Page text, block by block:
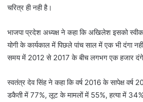
चरित्र ही नही है।
भाजपा प्रदेश अध्यक्ष ने कहा कि अखिलेश इसको
योगी के कार्यकाल में पिछले पांच साल में एक भी दंगा
समय में 2012 से 2017 के बीच लगभग एक हजार
स्वतंत्र देव सिंह ने कहा कि वर्ष 2016 के सापेक्ष
डकैती में 77%, लूट के मामलों में 55%, हत्या में